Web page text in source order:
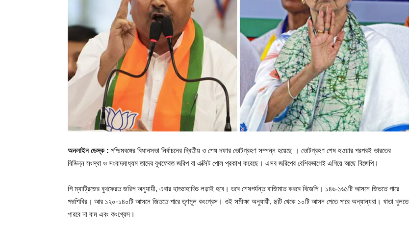
অনলাইন ডেস্ক : পশ্চিমবঙ্গের বিধানসভা নির্বাচনের দ্বিতীয় ও শেষ দফার ভোটগ্রহণ সম্পন্ন হয়েছে । ভোটগ্রহণ শেষ হওয়ার পরপরই ভারতের
বিভিন্ন সংস্থা ও সংবাদমাধ্যম তাদের বুথফেরত জরিপ বা এক্সিট পোল প্রকাশ করেছে। এসব জরিপের বেশিরভাগেই এগিয়ে আছে বিজেপি।
পি ম্যাট্রিজের বুথফেরত জরিপ অনুযায়ী, এবার হাড্ডাহাড্ডি লড়াই হবে। তবে শেষপর্যন্ত বাজিমাত করবে বিজেপি। ১৪৬-১৬১টি আসনে জিততে পারে
পদ্মশিবির। আর ১২০-১৪০টি আসনে জিততে পারে তৃণমূল কংগ্রেস। ওই সমীক্ষা অনুযায়ী, ছটি থেকে ১০টি আসন পেতে পারে অন্যান্যরা। খাতা খুলতে
পারবে না বাম এবং কংগ্রেস।